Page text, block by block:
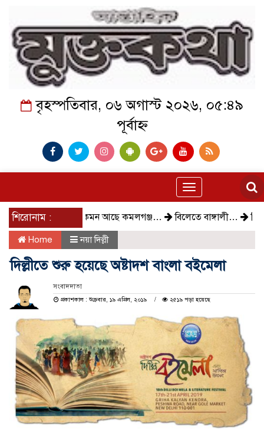
বৃহস্পতিবার, ০৬ অগাস্ট ২০২৬, ০৫:৪৯
পূর্বাহ্ন
Toggle
navigation
শিরোনাম :কেমন আছে কমলগঞ্জ… বিলেতে বাঙ্গালী… বিক্ষোভ,
Home নয়া দিল্লী
দিল্লীতে শুরু হয়েছে অষ্টাদশ বাংলা বইমেলা
সংবাদদাতা
প্রকাশকাল : শুক্রবার, ১৯ এপ্রিল, ২০১৯
২৫১৯ পড়া হয়েছে